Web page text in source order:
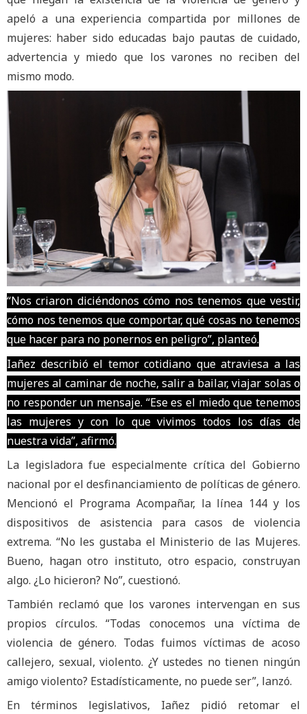
apeló a una experiencia compartida por millones de
mujeres: haber sido educadas bajo pautas de cuidado,
advertencia y miedo que los varones no reciben del
mismo modo.
“Nos criaron diciéndonos cómo nos tenemos que vestir,
cómo nos tenemos que comportar, qué cosas no tenemos
que hacer para no ponernos en peligro”, planteó.
Iañez describió el temor cotidiano que atraviesa a las
mujeres al caminar de noche, salir a bailar, viajar solas o
no responder un mensaje. “Ese es el miedo que tenemos
las mujeres y con lo que vivimos todos los días de
nuestra vida”, afirmó.
La legisladora fue especialmente crítica del Gobierno
nacional por el desfinanciamiento de políticas de género.
Mencionó el Programa Acompañar, la línea 144 y los
dispositivos de asistencia para casos de violencia
extrema. “No les gustaba el Ministerio de las Mujeres.
Bueno, hagan otro instituto, otro espacio, construyan
algo. ¿Lo hicieron? No”, cuestionó.
También reclamó que los varones intervengan en sus
propios círculos. “Todas conocemos una víctima de
violencia de género. Todas fuimos víctimas de acoso
callejero, sexual, violento. ¿Y ustedes no tienen ningún
amigo violento? Estadísticamente, no puede ser”, lanzó.
En términos legislativos, Iañez pidió retomar el